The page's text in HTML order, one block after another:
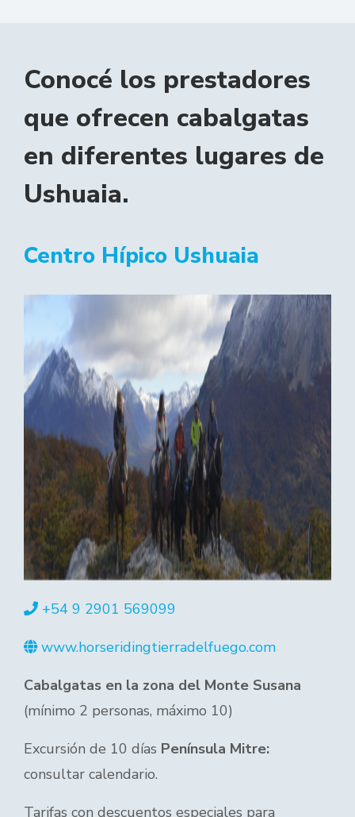
Conocé los prestadores
que ofrecen cabalgatas
en diferentes lugares de
Ushuaia.
Centro Hípico Ushuaia
+54 9 2901 569099
www.horseridingtierradelfuego.com
Cabalgatas en la zona del Monte Susana
(mínimo 2 personas, máximo 10)
Excursión de 10 días Península Mitre:
consultar calendario.
Tarifas con descuentos especiales para